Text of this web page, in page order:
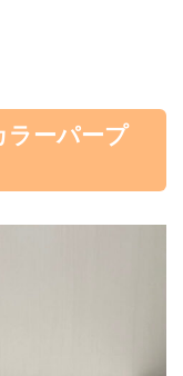
ラーパープ